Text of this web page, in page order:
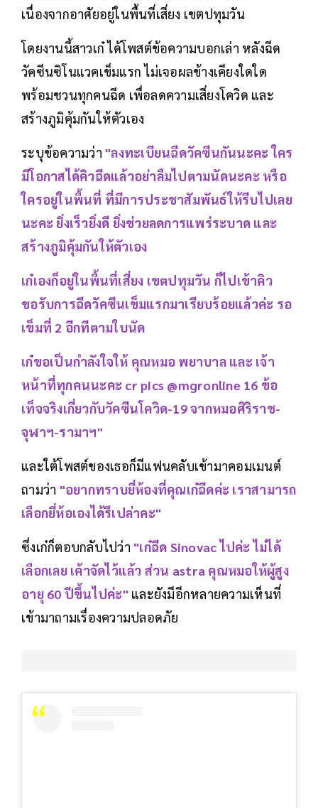
เนื่องจากอาศัยอยู่ในพื้นที่เสี่ยง เขตปทุมวัน
โดยงานนี้สาวเก๋ ได้โพสต์ข้อความบอกเล่า หลังฉีด
วัคซีนซิโนแวคเข็มแรก ไม่เจอผลข้างเคียงใดใด
พร้อมชวนทุกคนฉีด เพื่อลดความเสี่ยงโควิด และ
สร้างภูมิคุ้มกันให้ตัวเอง
ระบุข้อความว่า "ลงทะเบียนฉีดวัคซีนกันนะคะ ใคร
มีโอกาสได้คิวฉีดแล้วอย่าลืมไปตามนัดนะคะ หรือ
ใครอยู่ในพื้นที่ ที่มีการประชาสัมพันธ์ให้รีบไปเลย
นะคะ ยิ่งเร็วยิ่งดี ยิ่งช่วยลดการแพร่ระบาด และ
สร้างภูมิคุ้มกันให้ตัวเอง
เก๋เองก็อยู่ในพื้นที่เสี่ยง เขตปทุมวัน ก็ไปเข้าคิว
ขอรับการฉีดวัคซีนเข็มแรกมาเรียบร้อยแล้วค่ะ รอ
เข็มที่ 2 อีกทีตามใบนัด
เก๋ขอเป็นกำลังใจให้ คุณหมอ พยาบาล และ เจ้า
หน้าที่ทุกคนนะคะ cr pics @mgronline 16 ข้อ
เท็จจริงเกี่ยวกับวัคซีนโควิด-19 จากหมอศิริราช-
จุฬาฯ-รามาฯ"
และใต้โพสต์ของเธอก็มีแฟนคลับเข้ามาคอมเมนต์
ถามว่า "อยากทราบยี่ห้องที่คุณเก๋ฉีดค่ะ เราสามารถ
เลือกยี่ห้อเองได้รึเปล่าคะ"
ซึ่งเก๋ก็ตอบกลับไปว่า "เก๋ฉีด Sinovac ไปค่ะ ไม่ได้
เลือกเลย เค้าจัดไว้แล้ว ส่วน astra คุณหมอให้ผู้สูง
อายุ 60 ปีขึ้นไปค่ะ" และยังมีอีกหลายความเห็นที่
เข้ามาถามเรื่องความปลอดภัย